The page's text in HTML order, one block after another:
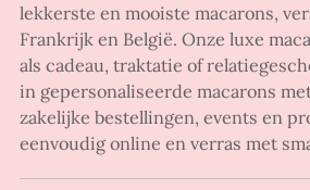
lekkerste en mooiste macarons,
Frankrijk en België. Onze luxe
als cadeau, traktatie of
in gepersonaliseerde macarons
zakelijke bestellingen, events en
eenvoudig online en verras met